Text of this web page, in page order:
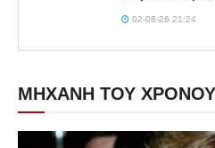
02-08-26 21:24
ΜΗΧΑΝΗ ΤΟΥ ΧΡΟΝΟΥ